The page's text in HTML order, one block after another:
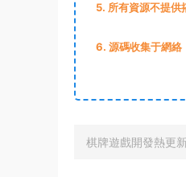
5. 所有資源不提供
6. 源碼收集于網絡
棋牌遊戲開發熱更